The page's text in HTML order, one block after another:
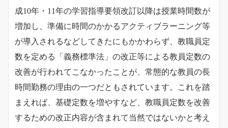
成10年・11年の学習指導要領改訂以降は授業時間数が
増加し、準備に時間のかかるアクティブラーニング等
が導入されるなどしてきたにもかかわらず、教職員定
数を定める「義務標準法」の改正等による教員定数の
改善が行われてこなかったことが、常態的な教員の長
時間勤務の理由の一つだともされています。これを踏
まえれば、 基礎定数を増やすなど、教職員定数を改善
するための改正内容が含まれて当然ではないかと考え